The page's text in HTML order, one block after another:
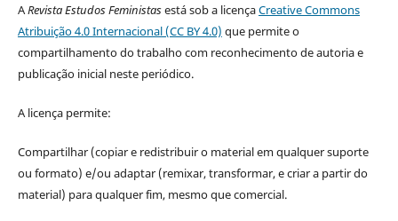
ARevista Estudos Feministasestá sob a licençaCreative Commons
Atribuição 4.0 Internacional (CC BY 4.0) que permite o
compartilhamento do trabalho com reconhecimento de autoria e
publicação inicial neste periódico.
A licença permite:
Compartilhar (copiar e redistribuir o material em qualquer suporte
ou formato) e/ou adaptar (remixar, transformar, e criar a partir do
material) para qualquer fim, mesmo que comercial.